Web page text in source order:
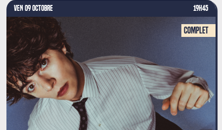
VEN 09 OCTOBRE 19H45
Complet